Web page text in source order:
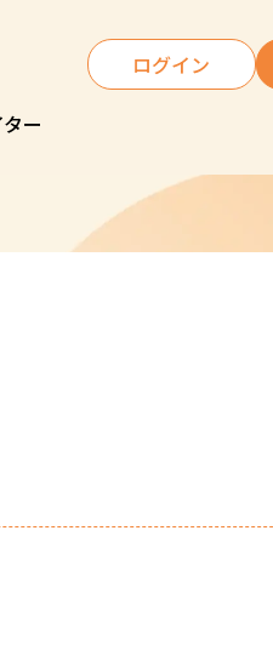
ログイン
ー